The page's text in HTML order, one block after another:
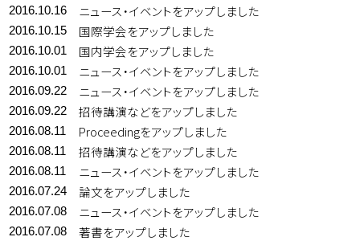
2016.10.16 ニュース・イベントをアップしました
2016.10.15 国際学会をアップしました
2016.10.01 国内学会をアップしました
2016.10.01 ニュース・イベントをアップしました
2016.09.22 ニュース・イベントをアップしました
2016.09.22 招待講演などをアップしました
2016.08.11 Proceedingをアップしました
2016.08.11 招待講演などをアップしました
2016.08.11 ニュース・イベントをアップしました
2016.07.24 論文をアップしました
2016.07.08 ニュース・イベントをアップしました
2016.07.08 著書をアップしました